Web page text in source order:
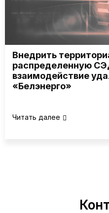
Внедрить
распределенную
взаимодействие
«Белэнерго»
Читать далее